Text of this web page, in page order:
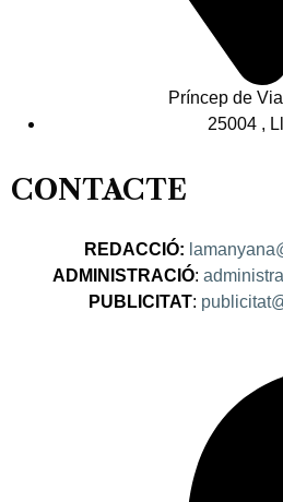
Príncep de
25004 ,
CONTACTE
REDACCIÓ:
ADMINISTRACIÓ:
PUBLICITAT: